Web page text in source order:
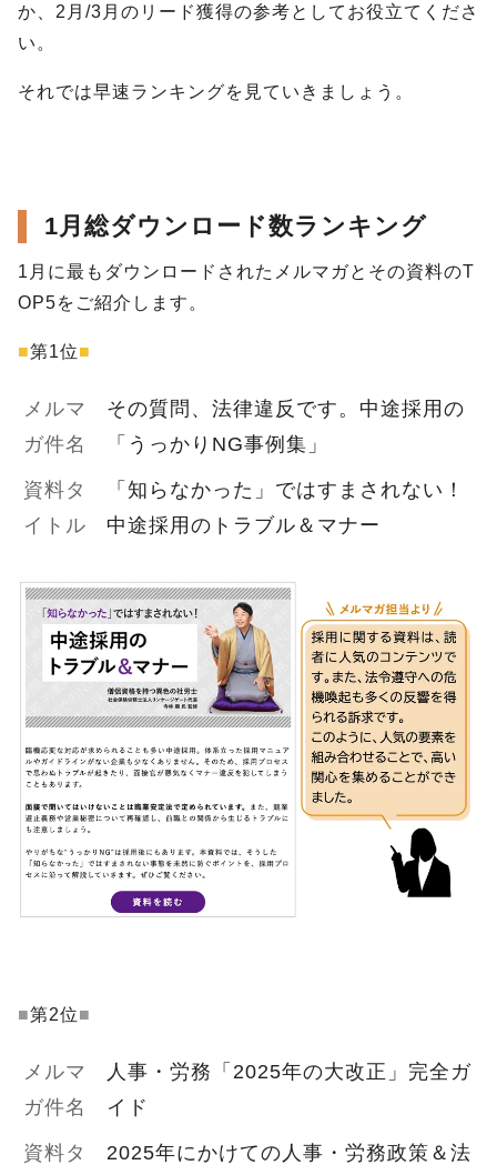
か、2月/3月のリード獲得の参考としてお役立てくださ
い。
それでは早速ランキングを見ていきましょう。
1月総ダウンロード数ランキング
1月に最もダウンロードされたメルマガとその資料のT
OP5をご紹介します。
■第1位■
メルマ
ガ件名
その質問、法律違反です。中途採用の
「うっかりNG事例集」
資料タ
イトル
「知らなかった」ではすまされない！
中途採用のトラブル＆マナー
■第2位■
メルマ
ガ件名
人事・労務「2025年の大改正」完全ガ
イド
資料タ
2025年にかけての人事・労務政策＆法